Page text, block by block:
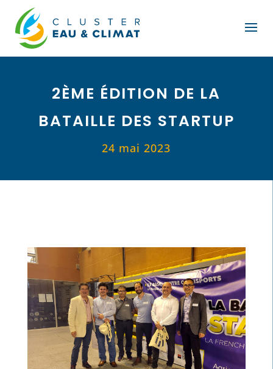
2ÈME ÉDITION DE LA
BATAILLE DES STARTUP
24 mai 2023